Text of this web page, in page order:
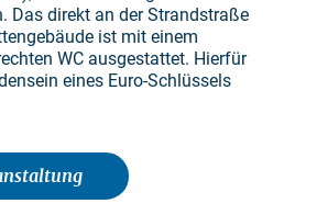
Das direkt an der Strandstraße
ist mit einem
WC ausgestattet. Hierfür
eines Euro-Schlüssels